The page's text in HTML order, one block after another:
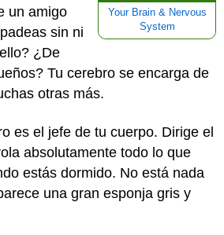
Your Brain & Nervous
System
un amigo
sin ni
¿De
Tu cerebro se encarga de
otras más.
es el jefe de tu cuerpo. Dirige el
absolutamente todo lo que
estás dormido. No está nada
una gran esponja gris y